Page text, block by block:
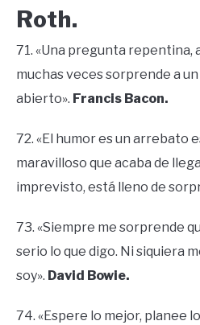
Roth.
71. «Una pregunta repentina,
muchas veces sorprende a
abierto». Francis Bacon.
72. «El humor es un arrebato
maravilloso que acaba de
imprevisto, está lleno de
73. «Siempre me sorprende
serio lo que digo. Ni siquiera
soy». David Bowie.
74. «Espere lo mejor, planee